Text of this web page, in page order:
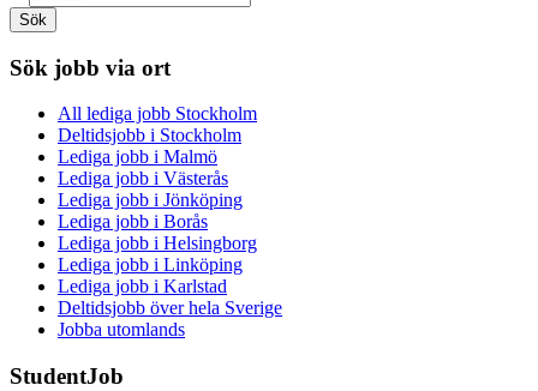
Sök
Sök jobb via ort
All lediga jobb Stockholm
Deltidsjobb i Stockholm
Lediga jobb i Malmö
Lediga jobb i Västerås
Lediga jobb i Jönköping
Lediga jobb i Borås
Lediga jobb i Helsingborg
Lediga jobb i Linköping
Lediga jobb i Karlstad
Deltidsjobb över hela Sverige
Jobba utomlands
StudentJob